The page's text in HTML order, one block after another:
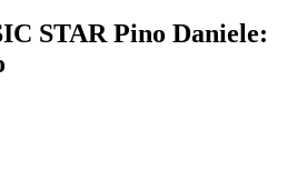
STAR Pino Daniele: